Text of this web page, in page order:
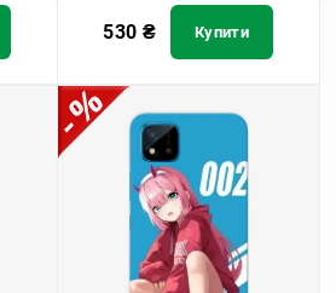
530 ₴ Купити